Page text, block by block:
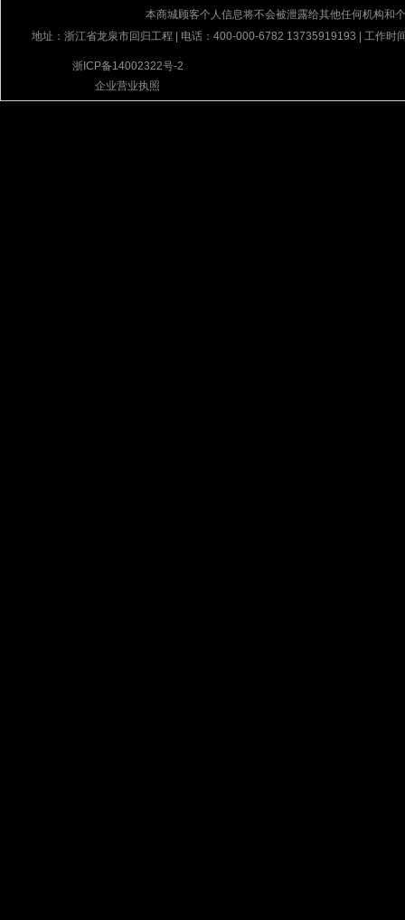
本商城顾客个人信息将不会被泄露给其他任何机构和
地址：浙江省龙泉市回归工程 | 电话：400-000-6782 13735919193 | 工作时
浙ICP备14002322号-2
企业营业执照